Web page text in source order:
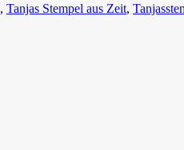
, Tanjas Stempel aus Zeit,